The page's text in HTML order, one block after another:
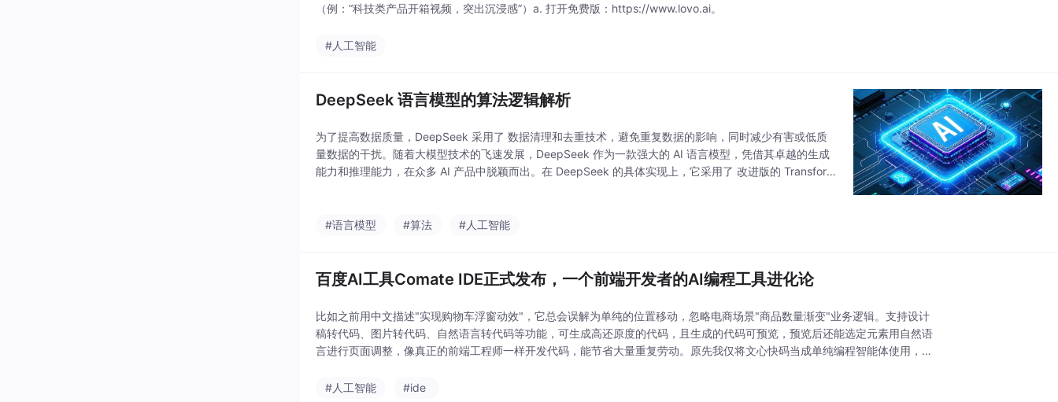
（例：“科技类产品开箱视频，突出沉浸感”）a. 打开免费版：https://www.lovo.ai。
#人工智能
DeepSeek 语言模型的算法逻辑解析
为了提高数据质量，DeepSeek 采用了 数据清理和去重技术，避免重复数据的影响，同时减少有害或低质
量数据的干扰。随着大模型技术的飞速发展，DeepSeek 作为一款强大的 AI 语言模型，凭借其卓越的生成
能力和推理能力，在众多 AI 产品中脱颖而出。在 DeepSeek 的具体实现上，它采用了 改进版的 Transform
#语言模型 #算法 #人工智能
百度AI工具Comate IDE正式发布，一个前端开发者的AI编程工具进化论
比如之前用中文描述"实现购物车浮窗动效"，它总会误解为单纯的位置移动，忽略电商场景"商品数量渐变"业务逻辑。支持设计
稿转代码、图片转代码、自然语言转代码等功能，可生成高还原度的代码，且生成的代码可预览，预览后还能选定元素用自然语
言进行页面调整，像真正的前端工程师一样开发代码，能节省大量重复劳动。原先我仅将文心快码当成单纯编程智能体使用，提
#人工智能
#ide